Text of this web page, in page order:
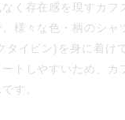
く存在感を現すカフ
様々な色・柄のシャ
イピン)を身に着け
トしやすいため、
す。